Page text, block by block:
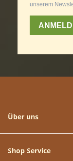
Über uns
Shop Service